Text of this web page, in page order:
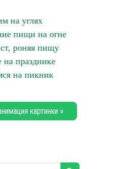
на углях
пищи на огне
роняя пищу
празднике
на пикник
картинки »